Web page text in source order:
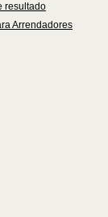
resultado
Arrendadores